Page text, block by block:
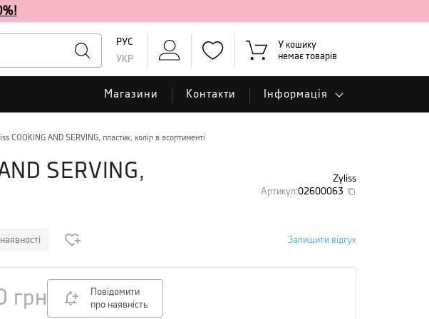
РУС
УКР
У кошику
немає товарів
Магазини Контакти Інформація
COOKING AND SERVING, пластик, колір в асортименті
SERVING,
Zyliss
Артикул:02600063
Залишити відгук
грн
Повідомити
про наявність